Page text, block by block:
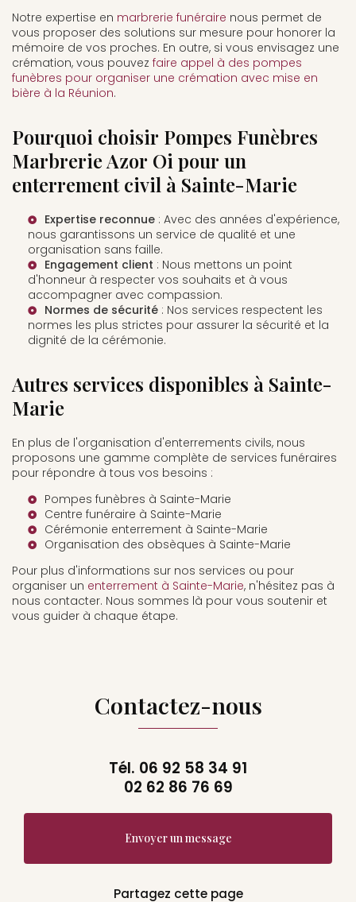
Notre expertise en marbrerie funéraire nous permet de
vous proposer des solutions sur mesure pour honorer la
mémoire de vos proches. En outre, si vous envisagez une
crémation, vous pouvez faire appel à des pompes
funèbres pour organiser une crémation avec mise en
bière à la Réunion.
Pourquoi choisir Pompes Funèbres
Marbrerie Azor Oi pour un
enterrement civil à Sainte-Marie
Expertise reconnue : Avec des années d'expérience,
nous garantissons un service de qualité et une
organisation sans faille.
Engagement client : Nous mettons un point
d'honneur à respecter vos souhaits et à vous
accompagner avec compassion.
Normes de sécurité : Nos services respectent les
normes les plus strictes pour assurer la sécurité et la
dignité de la cérémonie.
Autres services disponibles à Sainte-
Marie
En plus de l'organisation d'enterrements civils, nous
proposons une gamme complète de services funéraires
pour répondre à tous vos besoins :
Pompes funèbres à Sainte-Marie
Centre funéraire à Sainte-Marie
Cérémonie enterrement à Sainte-Marie
Organisation des obsèques à Sainte-Marie
Pour plus d'informations sur nos services ou pour
organiser un enterrement à Sainte-Marie, n'hésitez pas à
nous contacter. Nous sommes là pour vous soutenir et
vous guider à chaque étape.
Contactez-nous
Tél. 06 92 58 34 91
02 62 86 76 69
Envoyer un message
Partagez cette page